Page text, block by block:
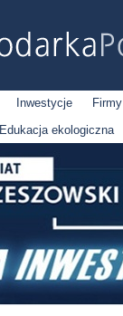
Inwestycje Firmy
Edukacja ekologiczna